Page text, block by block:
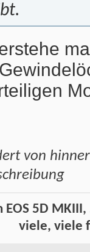
von
EOS 5D
viele, viele